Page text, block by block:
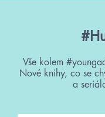
Vše kolem
Nové knihy, co se
a